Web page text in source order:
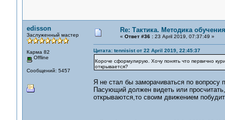
edisson
Заслуженный мастер
Карма 82
Offline
Сообщений: 5457
Re: Тактика. Методика обучения
« Ответ #36 :23 April 2019, 07:37:49 »
Цитата: tennisist от 22 April 2019, 22:45:37
Короче сформулирую. Хочу понять что первично
открывается?
Я не стал бы заморачиваться по вопросу
Пасующий должен видеть или
открываются,то своим движением